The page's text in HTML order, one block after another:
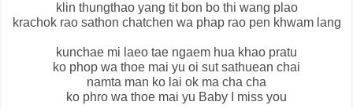
klin thungthao yang tit bon bo thi wang plao
krachok rao sathon chatchen wa phap rao pen khwam lang
kunchae mi laeo tae ngaem hua khao pratu
ko phop wa thoe mai yu oi sut sathuean chai
namta man ko lai ok ma cha cha
ko phro wa thoe mai yu Baby I miss you